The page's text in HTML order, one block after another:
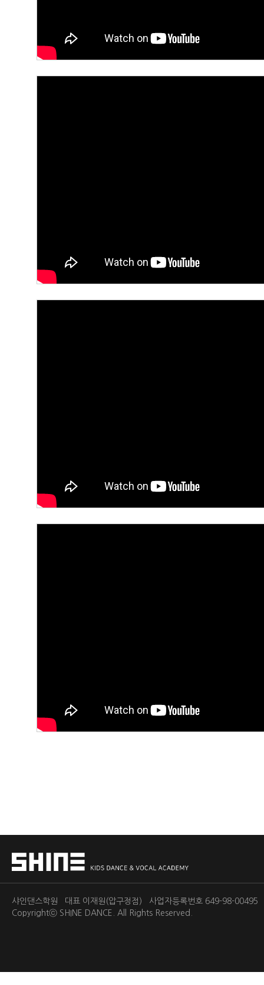
샤인댄스학원 대표 이재원(압구정점) 사업자등록번호 649-98-
Copyrightⓒ SHINE DANCE. All Rights Reserved.